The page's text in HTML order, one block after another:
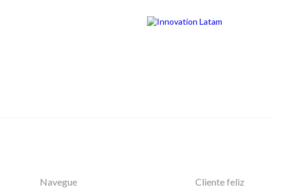
Navegue Cliente feliz